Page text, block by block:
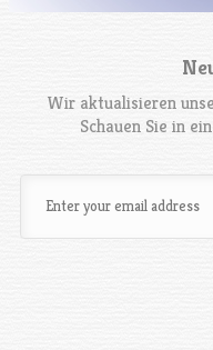
Wir aktualisieren
Schauen Sie in